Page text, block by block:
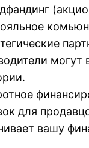
могут
для
вашу